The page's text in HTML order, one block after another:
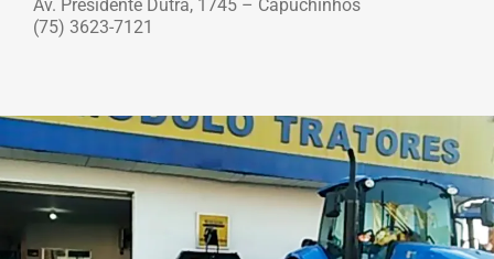
Av. Presidente Dutra, 1745 – Capuchinhos
(75) 3623-7121